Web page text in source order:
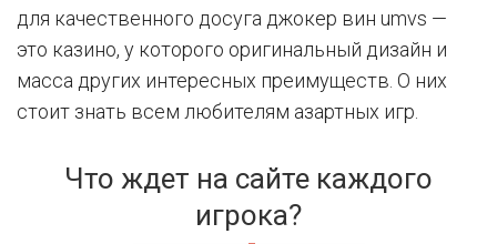
для качественного досуга джокер вин umvs —
это казино, у которого оригинальный дизайн и
масса других интересных преимуществ. О них
стоит знать всем любителям азартных игр.
Что ждет на сайте каждого
игрока?